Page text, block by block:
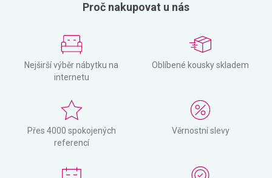
Proč nakupovat u nás
Nejširší výběr nábytku na
internetu
Oblíbené kousky skladem
Přes 4000 spokojených
referencí
Věrnostní slevy